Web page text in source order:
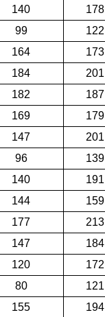
140
178
99
122
164
173
184
201
182
187
169
179
147
201
96
139
140
191
144
159
177
213
147
184
120
172
80
121
155
194